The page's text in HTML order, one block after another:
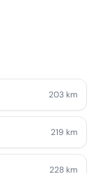
203 km
219 km
228 km